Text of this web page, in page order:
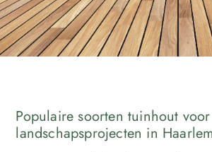
Populaire soorten tuinhout voor
landschapsprojecten in